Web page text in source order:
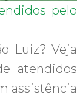
pelo
Luiz? Veja
atendidos
assistência